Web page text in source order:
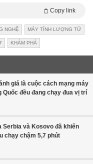
Copy link
NGHỆ MÁY TÍNH LƯỢNG TỬ
KHÁM PHÁ
giá là cuộc cách mạng máy
Quốc đều đang chạy đua vị trí
và Kosovo đã khiến
chạy chậm 5,7 phút